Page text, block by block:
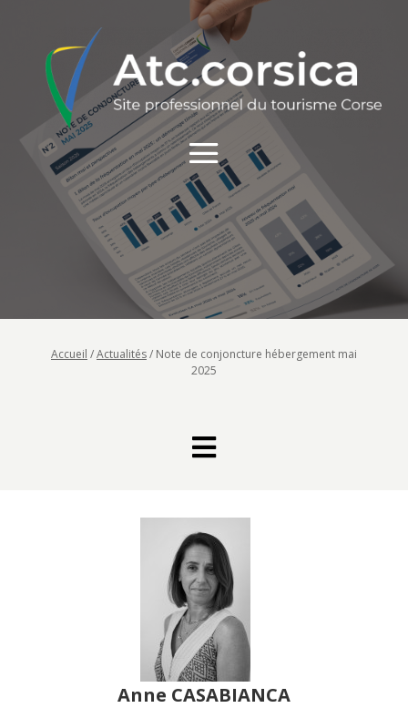
Accueil /Actualités/ Note de conjoncture hébergement mai
2025

Anne CASABIANCA